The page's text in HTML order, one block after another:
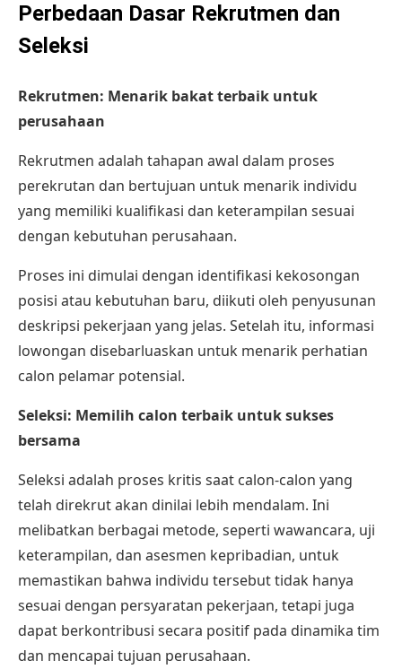
Perbedaan Dasar Rekrutmen dan
Seleksi
Rekrutmen: Menarik bakat terbaik untuk
perusahaan
Rekrutmen adalah tahapan awal dalam proses
perekrutan dan bertujuan untuk menarik individu
yang memiliki kualifikasi dan keterampilan sesuai
dengan kebutuhan perusahaan.
Proses ini dimulai dengan identifikasi kekosongan
posisi atau kebutuhan baru, diikuti oleh penyusunan
deskripsi pekerjaan yang jelas. Setelah itu, informasi
lowongan disebarluaskan untuk menarik perhatian
calon pelamar potensial.
Seleksi: Memilih calon terbaik untuk sukses
bersama
Seleksi adalah proses kritis saat calon-calon yang
telah direkrut akan dinilai lebih mendalam. Ini
melibatkan berbagai metode, seperti wawancara, uji
keterampilan, dan asesmen kepribadian, untuk
memastikan bahwa individu tersebut tidak hanya
sesuai dengan persyaratan pekerjaan, tetapi juga
dapat berkontribusi secara positif pada dinamika tim
dan mencapai tujuan perusahaan.